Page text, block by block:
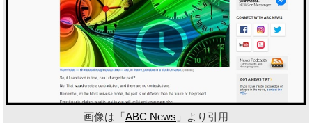
画像は「ABC News 」より引用